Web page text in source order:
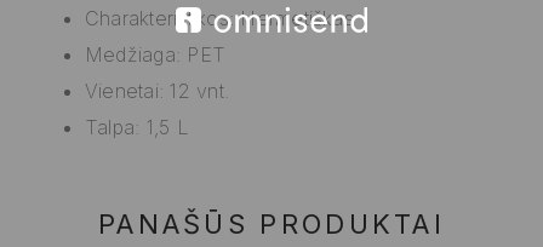
Charakteristikos: Hermetiškas
Medžiaga: PET
Vienetai: 12 vnt.
Talpa: 1,5 L
PANAŠŪS PRODUKTAI